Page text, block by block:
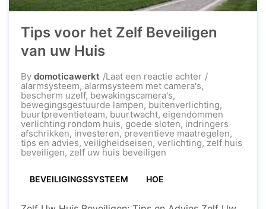
Tips voor het Zelf Beveiligen
van uw Huis
By domoticawerkt Laat een reactie achterop
Tips
het
Zelf
Beveiligen
van
uw
alarmsysteem, alarmsysteem met camera's,
bescherm uzelf, bewakingscamera's,
bewegingsgestuurde lampen, buitenverlichting,
buurtpreventieteam, buurtwacht, eigendommen
verlichting rondom huis, goede sloten, indringers
afschrikken, investeren, preventieve maatregelen,
tips en advies, veiligheidseisen, verlichting, zelf huis
beveiligen, zelf uw huis beveiligen
BEVEILIGINGSSYSTEEM HOE